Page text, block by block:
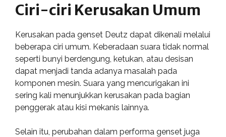
Ciri-ciri Kerusakan Umum
Kerusakan pada genset Deutz dapat dikenali melalui
beberapa ciri umum. Keberadaan suara tidak normal
seperti bunyi berdengung, ketukan, atau desisan
dapat menjadi tanda adanya masalah pada
komponen mesin. Suara yang mencurigakan ini
sering kali menunjukkan kerusakan pada bagian
penggerak atau kisi mekanis lainnya.
Selain itu, perubahan dalam performa genset juga